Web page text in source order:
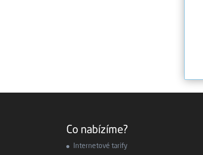
Co nabízíme?
Internetové tarify